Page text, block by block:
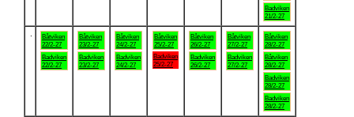
Badviken
21/2-27
Båtviken
22/2-27
Badviken
22/2-27
Båtviken
23/2-27
Badviken
23/2-27
Båtviken
24/2-27
Badviken
24/2-27
Båtviken
25/2-27
Badviken
25/2-27
Båtviken
26/2-27
Badviken
26/2-27
Båtviken
27/2-27
Badviken
27/2-27
Båtviken
28/2-27
Båtviken
28/2-27
Badviken
28/2-27
Badviken
28/2-27